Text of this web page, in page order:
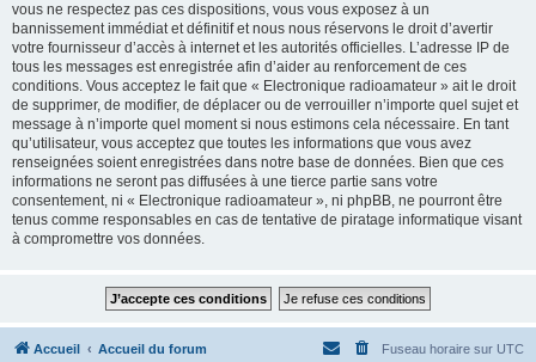
vous ne respectez pas ces dispositions, vous vous exposez à un
bannissement immédiat et définitif et nous nous réservons le droit d’avertir
votre fournisseur d’accès à internet et les autorités officielles. L’adresse IP de
tous les messages est enregistrée afin d’aider au renforcement de ces
conditions. Vous acceptez le fait que « Electronique radioamateur » ait le droit
de supprimer, de modifier, de déplacer ou de verrouiller n’importe quel sujet et
message à n’importe quel moment si nous estimons cela nécessaire. En tant
qu’utilisateur, vous acceptez que toutes les informations que vous avez
renseignées soient enregistrées dans notre base de données. Bien que ces
informations ne seront pas diffusées à une tierce partie sans votre
consentement, ni « Electronique radioamateur », ni phpBB, ne pourront être
tenus comme responsables en cas de tentative de piratage informatique visant
à compromettre vos données.
Accueil Accueil du forum Fuseau horaire sur UTC